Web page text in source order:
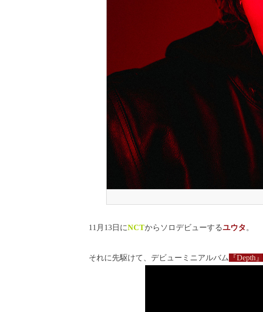
11月13日にNCTからソロデビューするユウタ 。
それに先駆けて、デビューミニアルバム 『Depth』